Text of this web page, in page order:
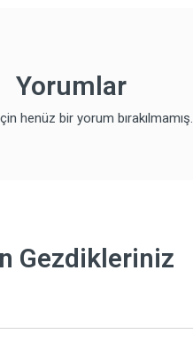
Yorumlar
henüz bir yorum bırakılmamış.
Gezdikleriniz